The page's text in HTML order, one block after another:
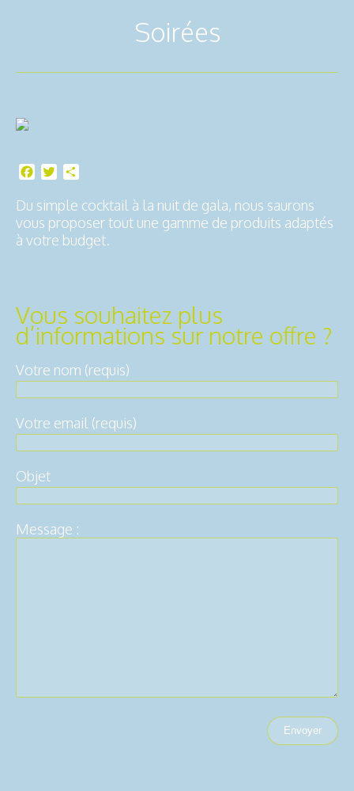
Soirées
Facebook
Twitter
Du simple cocktail à la nuit de gala, nous saurons
vous proposer tout une gamme de produits adaptés
à votre budget.
Vous souhaitez plus
d’informations sur notre offre ?
Votre nom (requis)
Votre email (requis)
Objet
Message :